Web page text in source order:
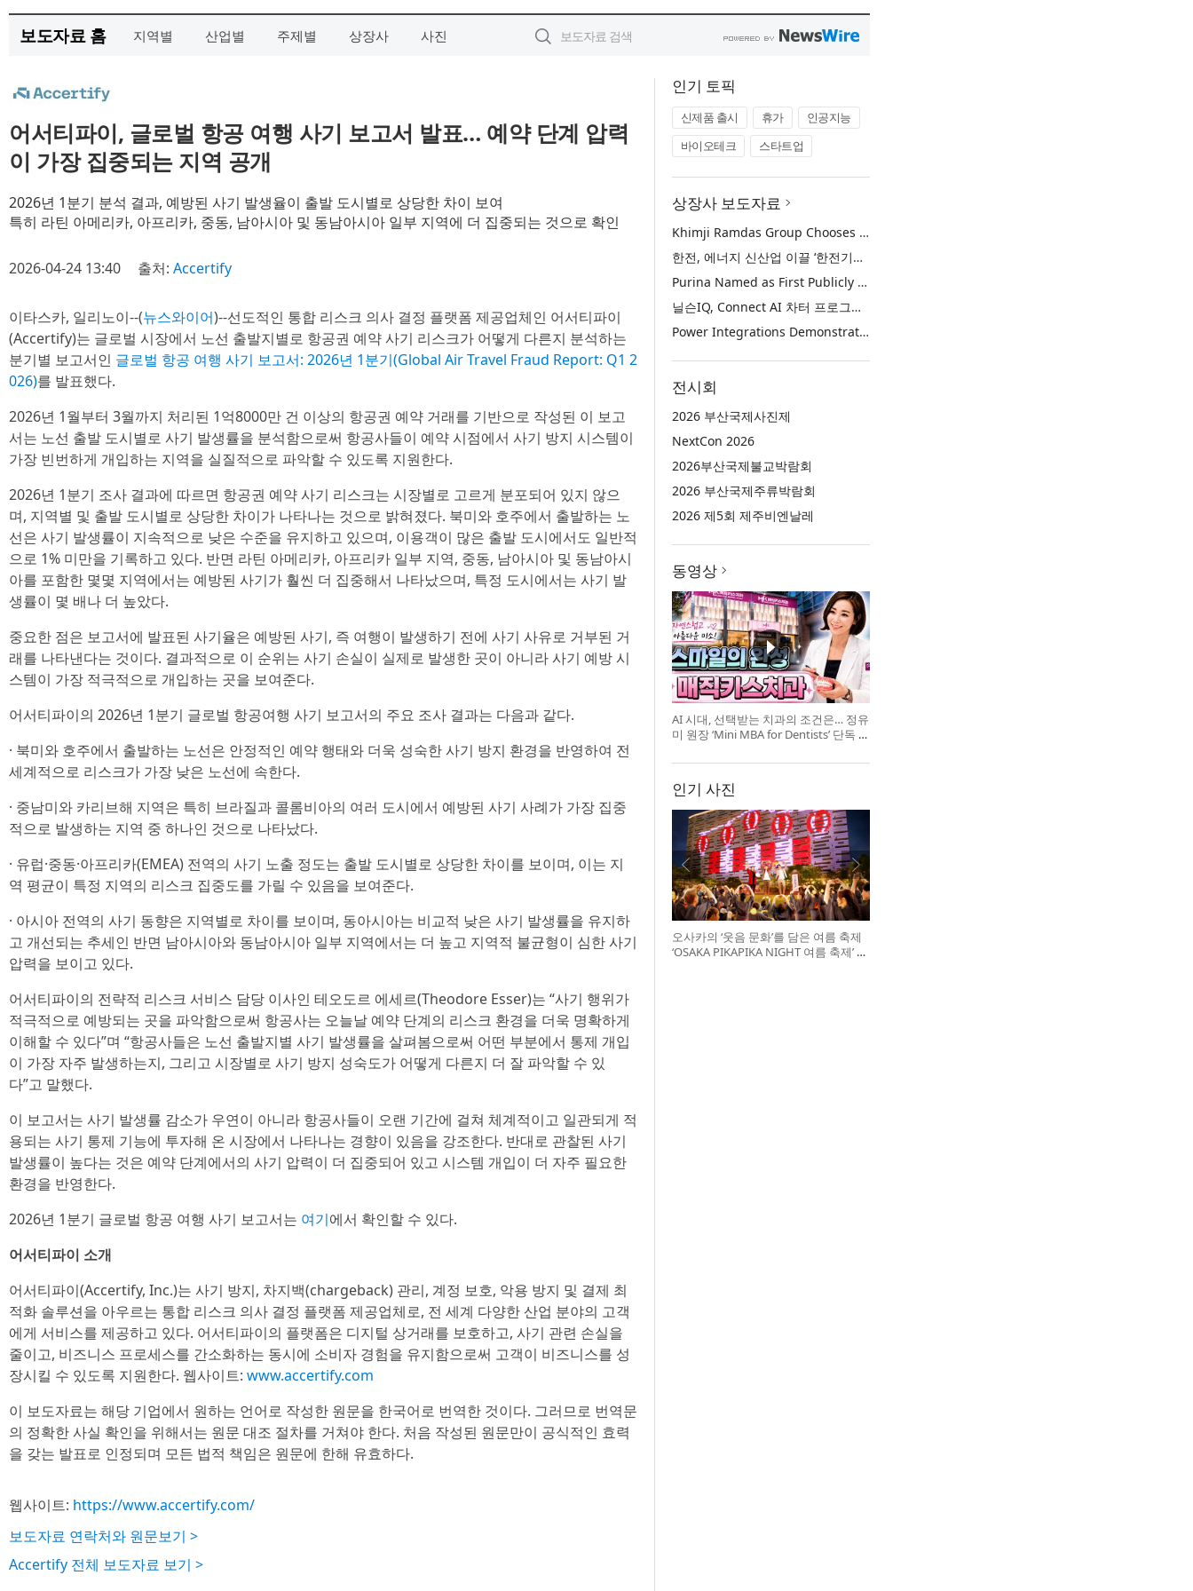
보도자료 홈 지역별 산업별 주제별 상장사 사진
어서티파이, 글로벌 항공 여행 사기 보고서 발표… 예약 단계 압력
이 가장 집중되는 지역 공개
2026년 1분기 분석 결과, 예방된 사기 발생율이 출발 도시별로 상당한 차이 보여
특히 라틴 아메리카, 아프리카, 중동, 남아시아 및 동남아시아 일부 지역에 더 집중되는 것으로 확인
2026-04-24 13:40 출처: Accertify
이타스카, 일리노이--(뉴스와이어)--선도적인 통합 리스크 의사 결정 플랫폼 제공업체인 어서티파이
(Accertify)는 글로벌 시장에서 노선 출발지별로 항공권 예약 사기 리스크가 어떻게 다른지 분석하는
분기별 보고서인 글로벌 항공 여행 사기 보고서: 2026년 1분기(Global Air Travel Fraud Report: Q1 2
026)를 발표했다.
2026년 1월부터 3월까지 처리된 1억8000만 건 이상의 항공권 예약 거래를 기반으로 작성된 이 보고
서는 노선 출발 도시별로 사기 발생률을 분석함으로써 항공사들이 예약 시점에서 사기 방지 시스템이
가장 빈번하게 개입하는 지역을 실질적으로 파악할 수 있도록 지원한다.
2026년 1분기 조사 결과에 따르면 항공권 예약 사기 리스크는 시장별로 고르게 분포되어 있지 않으
며, 지역별 및 출발 도시별로 상당한 차이가 나타나는 것으로 밝혀졌다. 북미와 호주에서 출발하는 노
선은 사기 발생률이 지속적으로 낮은 수준을 유지하고 있으며, 이용객이 많은 출발 도시에서도 일반적
으로 1% 미만을 기록하고 있다. 반면 라틴 아메리카, 아프리카 일부 지역, 중동, 남아시아 및 동남아시
아를 포함한 몇몇 지역에서는 예방된 사기가 훨씬 더 집중해서 나타났으며, 특정 도시에서는 사기 발
생률이 몇 배나 더 높았다.
중요한 점은 보고서에 발표된 사기율은 예방된 사기, 즉 여행이 발생하기 전에 사기 사유로 거부된 거
래를 나타낸다는 것이다. 결과적으로 이 순위는 사기 손실이 실제로 발생한 곳이 아니라 사기 예방 시
스템이 가장 적극적으로 개입하는 곳을 보여준다.
어서티파이의 2026년 1분기 글로벌 항공여행 사기 보고서의 주요 조사 결과는 다음과 같다.
· 북미와 호주에서 출발하는 노선은 안정적인 예약 행태와 더욱 성숙한 사기 방지 환경을 반영하여 전
세계적으로 리스크가 가장 낮은 노선에 속한다.
· 중남미와 카리브해 지역은 특히 브라질과 콜롬비아의 여러 도시에서 예방된 사기 사례가 가장 집중
적으로 발생하는 지역 중 하나인 것으로 나타났다.
· 유럽·중동·아프리카(EMEA) 전역의 사기 노출 정도는 출발 도시별로 상당한 차이를 보이며, 이는 지
역 평균이 특정 지역의 리스크 집중도를 가릴 수 있음을 보여준다.
· 아시아 전역의 사기 동향은 지역별로 차이를 보이며, 동아시아는 비교적 낮은 사기 발생률을 유지하
고 개선되는 추세인 반면 남아시아와 동남아시아 일부 지역에서는 더 높고 지역적 불균형이 심한 사기
압력을 보이고 있다.
어서티파이의 전략적 리스크 서비스 담당 이사인 테오도르 에세르(Theodore Esser)는 “사기 행위가
적극적으로 예방되는 곳을 파악함으로써 항공사는 오늘날 예약 단계의 리스크 환경을 더욱 명확하게
이해할 수 있다”며 “항공사들은 노선 출발지별 사기 발생률을 살펴봄으로써 어떤 부분에서 통제 개입
이 가장 자주 발생하는지, 그리고 시장별로 사기 방지 성숙도가 어떻게 다른지 더 잘 파악할 수 있
다”고 말했다.
이 보고서는 사기 발생률 감소가 우연이 아니라 항공사들이 오랜 기간에 걸쳐 체계적이고 일관되게 적
용되는 사기 통제 기능에 투자해 온 시장에서 나타나는 경향이 있음을 강조한다. 반대로 관찰된 사기
발생률이 높다는 것은 예약 단계에서의 사기 압력이 더 집중되어 있고 시스템 개입이 더 자주 필요한
환경을 반영한다.
2026년 1분기 글로벌 항공 여행 사기 보고서는 여기에서 확인할 수 있다.
어서티파이 소개
어서티파이(Accertify, Inc.)는 사기 방지, 차지백(chargeback) 관리, 계정 보호, 악용 방지 및 결제 최
적화 솔루션을 아우르는 통합 리스크 의사 결정 플랫폼 제공업체로, 전 세계 다양한 산업 분야의 고객
에게 서비스를 제공하고 있다. 어서티파이의 플랫폼은 디지털 상거래를 보호하고, 사기 관련 손실을
줄이고, 비즈니스 프로세스를 간소화하는 동시에 소비자 경험을 유지함으로써 고객이 비즈니스를 성
장시킬 수 있도록 지원한다. 웹사이트: www.accertify.com
이 보도자료는 해당 기업에서 원하는 언어로 작성한 원문을 한국어로 번역한 것이다. 그러므로 번역문
의 정확한 사실 확인을 위해서는 원문 대조 절차를 거쳐야 한다. 처음 작성된 원문만이 공식적인 효력
을 갖는 발표로 인정되며 모든 법적 책임은 원문에 한해 유효하다.
웹사이트: https://www.accertify.com/
보도자료 연락처와 원문보기 >
Accertify 전체 보도자료 보기 >
인기 토픽
신제품 출시 휴가
인공지능
바이오테크
스타트업
상장사 보도자료
Khimji Ramdas Group Chooses Rimini Street to Reduce SAP Support Costs, Protect 700+ Customizations and Reinvest Savings in Innovation
한전, 에너지 신산업 이끌 ‘한전기술지주’ 공식 출범
Purina Named as First Publicly Announced NIQ ConnectAI Charter Client
닐슨IQ, Connect AI 차터 프로그램 최초 고객사 ‘퓨리나’ 선정
Power Integrations Demonstrates World’s First 2200 V GaN Technology for Next-Era High-Voltage Power Systems
전시회
2026 부산국제사진제
NextCon 2026
2026부산국제불교박람회
2026 부산국제주류박람회
2026 제5회 제주비엔날레
동영상
AI 시대, 선택받는 치과의 조건은… 정유
미 원장 ‘Mini MBA for Dentists’ 단독 특
인기 사진
오사카의 ‘웃음 문화’를 담은 여름 축제
‘OSAKA PIKAPIKA NIGHT 여름 축제’ 개